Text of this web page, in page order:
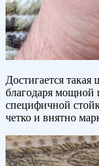
Достигается такая
благодаря мощной
специфичной
четко и внятно